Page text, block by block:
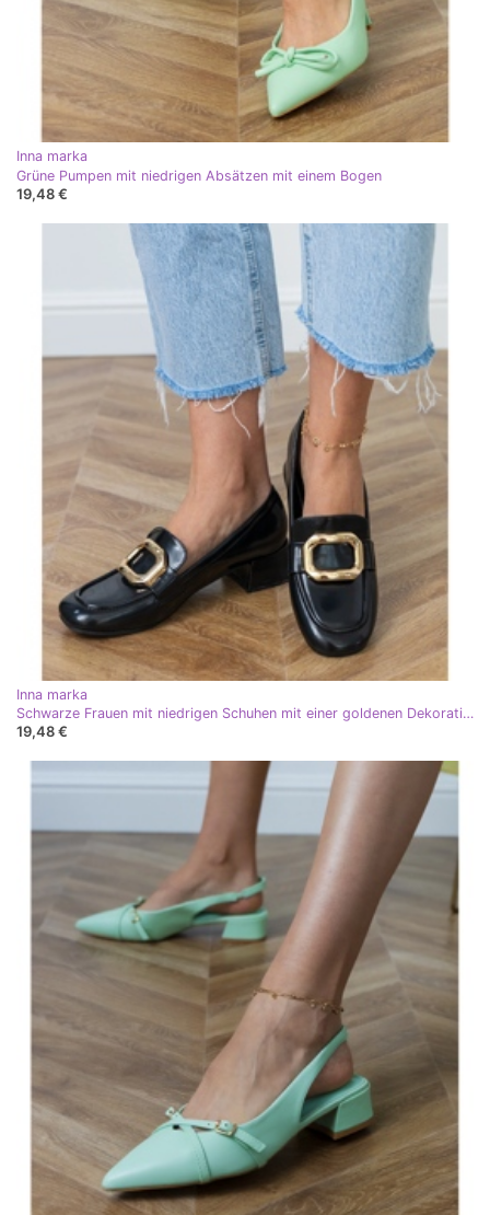
Inna marka
Grüne Pumpen mit niedrigen Absätzen mit einem Bogen
19,48 €
Inna marka
Schwarze Frauen mit niedrigen Schuhen mit einer goldenen Dekoration
19,48 €